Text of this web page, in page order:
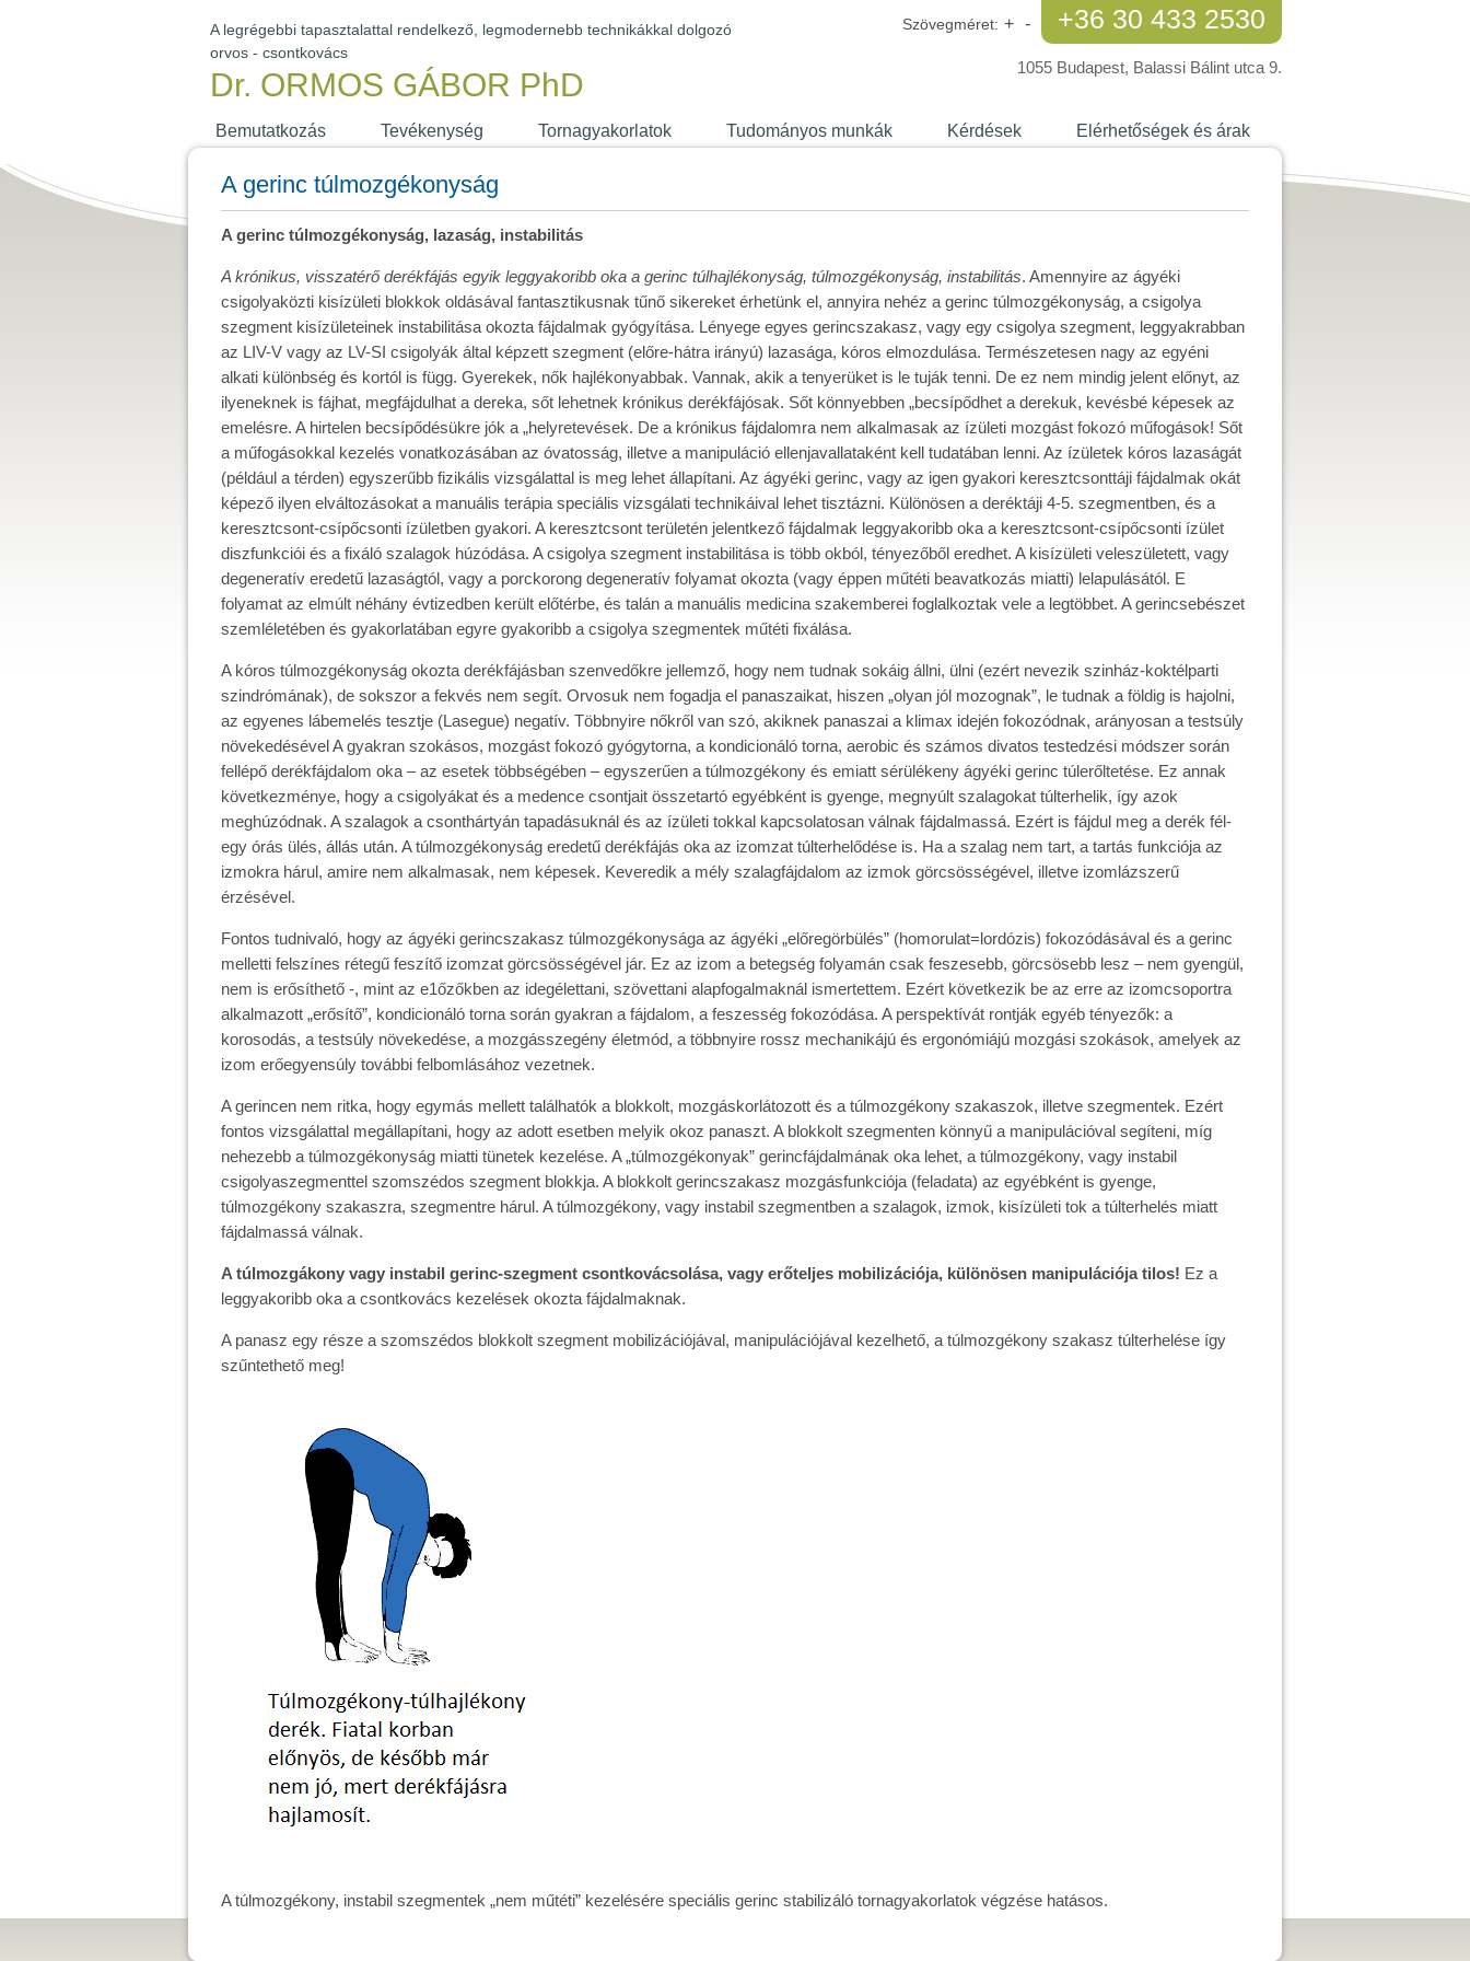
A legrégebbi tapasztalattal rendelkező, legmodernebb technikákkal dolgozó
orvos - csontkovács
Dr. ORMOS GÁBOR PhD
Szövegméret: + - +36 30 433 2530
1055 Budapest, Balassi Bálint utca 9.
Bemutatkozás Tevékenység Tornagyakorlatok Tudományos munkák Kérdések Elérhetőségek és árak
A gerinc túlmozgékonyság
A gerinc túlmozgékonyság, lazaság, instabilitás
A krónikus, visszatérő derékfájás egyik leggyakoribb oka a gerinc túlhajlékonyság, túlmozgékonyság, instabilitás. Amennyire az ágyéki
csigolyaközti kisízületi blokkok oldásával fantasztikusnak tűnő sikereket érhetünk el, annyira nehéz a gerinc túlmozgékonyság, a csigolya
szegment kisízületeinek instabilitása okozta fájdalmak gyógyítása. Lényege egyes gerincszakasz, vagy egy csigolya szegment, leggyakrabban
az LIV-V vagy az LV-SI csigolyák által képzett szegment (előre-hátra irányú) lazasága, kóros elmozdulása. Természetesen nagy az egyéni
alkati különbség és kortól is függ. Gyerekek, nők hajlékonyabbak. Vannak, akik a tenyerüket is le tuják tenni. De ez nem mindig jelent előnyt, az
ilyeneknek is fájhat, megfájdulhat a dereka, sőt lehetnek krónikus derékfájósak. Sőt könnyebben „becsípődhet a derekuk, kevésbé képesek az
emelésre. A hirtelen becsípődésükre jók a „helyretevések. De a krónikus fájdalomra nem alkalmasak az ízületi mozgást fokozó műfogások! Sőt
a műfogásokkal kezelés vonatkozásában az óvatosság, illetve a manipuláció ellenjavallataként kell tudatában lenni. Az ízületek kóros lazaságát
(például a térden) egyszerűbb fizikális vizsgálattal is meg lehet állapítani. Az ágyéki gerinc, vagy az igen gyakori keresztcsonttáji fájdalmak okát
képező ilyen elváltozásokat a manuális terápia speciális vizsgálati technikáival lehet tisztázni. Különösen a deréktáji 4-5. szegmentben, és a
keresztcsont-csípőcsonti ízületben gyakori. A keresztcsont területén jelentkező fájdalmak leggyakoribb oka a keresztcsont-csípőcsonti ízület
diszfunkciói és a fixáló szalagok húzódása. A csigolya szegment instabilitása is több okból, tényezőből eredhet. A kisízületi veleszületett, vagy
degeneratív eredetű lazaságtól, vagy a porckorong degeneratív folyamat okozta (vagy éppen műtéti beavatkozás miatti) lelapulásától. E
folyamat az elmúlt néhány évtizedben került előtérbe, és talán a manuális medicina szakemberei foglalkoztak vele a legtöbbet. A gerincsebészet
szemléletében és gyakorlatában egyre gyakoribb a csigolya szegmentek műtéti fixálása.
A kóros túlmozgékonyság okozta derékfájásban szenvedőkre jellemző, hogy nem tudnak sokáig állni, ülni (ezért nevezik szinház-koktélparti
szindrómának), de sokszor a fekvés nem segít. Orvosuk nem fogadja el panaszaikat, hiszen „olyan jól mozognak”, le tudnak a földig is hajolni,
az egyenes lábemelés tesztje (Lasegue) negatív. Többnyire nőkről van szó, akiknek panaszai a klimax idején fokozódnak, arányosan a testsúly
növekedésével A gyakran szokásos, mozgást fokozó gyógytorna, a kondicionáló torna, aerobic és számos divatos testedzési módszer során
fellépő derékfájdalom oka – az esetek többségében – egyszerűen a túlmozgékony és emiatt sérülékeny ágyéki gerinc túlerőltetése. Ez annak
következménye, hogy a csigolyákat és a medence csontjait összetartó egyébként is gyenge, megnyúlt szalagokat túlterhelik, így azok
meghúzódnak. A szalagok a csonthártyán tapadásuknál és az ízületi tokkal kapcsolatosan válnak fájdalmassá. Ezért is fájdul meg a derék fél-
egy órás ülés, állás után. A túlmozgékonyság eredetű derékfájás oka az izomzat túlterhelődése is. Ha a szalag nem tart, a tartás funkciója az
izmokra hárul, amire nem alkalmasak, nem képesek. Keveredik a mély szalagfájdalom az izmok görcsösségével, illetve izomlázszerű
érzésével.
Fontos tudnivaló, hogy az ágyéki gerincszakasz túlmozgékonysága az ágyéki „előregörbülés” (homorulat=lordózis) fokozódásával és a gerinc
melletti felszínes rétegű feszítő izomzat görcsösségével jár. Ez az izom a betegség folyamán csak feszesebb, görcsösebb lesz – nem gyengül,
nem is erősíthető -, mint az e1őzőkben az idegélettani, szövettani alapfogalmaknál ismertettem. Ezért következik be az erre az izomcsoportra
alkalmazott „erősítő”, kondicionáló torna során gyakran a fájdalom, a feszesség fokozódása. A perspektívát rontják egyéb tényezők: a
korosodás, a testsúly növekedése, a mozgásszegény életmód, a többnyire rossz mechanikájú és ergonómiájú mozgási szokások, amelyek az
izom erőegyensúly további felbomlásához vezetnek.
A gerincen nem ritka, hogy egymás mellett találhatók a blokkolt, mozgáskorlátozott és a túlmozgékony szakaszok, illetve szegmentek. Ezért
fontos vizsgálattal megállapítani, hogy az adott esetben melyik okoz panaszt. A blokkolt szegmenten könnyű a manipulációval segíteni, míg
nehezebb a túlmozgékonyság miatti tünetek kezelése. A „túlmozgékonyak” gerincfájdalmának oka lehet, a túlmozgékony, vagy instabil
csigolyaszegmenttel szomszédos szegment blokkja. A blokkolt gerincszakasz mozgásfunkciója (feladata) az egyébként is gyenge,
túlmozgékony szakaszra, szegmentre hárul. A túlmozgékony, vagy instabil szegmentben a szalagok, izmok, kisízületi tok a túlterhelés miatt
fájdalmassá válnak.
A túlmozgákony vagy instabil gerinc-szegment csontkovácsolása, vagy erőteljes mobilizációja, különösen manipulációja tilos! Ez a
leggyakoribb oka a csontkovács kezelések okozta fájdalmaknak.
A panasz egy része a szomszédos blokkolt szegment mobilizációjával, manipulációjával kezelhető, a túlmozgékony szakasz túlterhelése így
szűntethető meg!
A túlmozgékony, instabil szegmentek „nem műtéti” kezelésére speciális gerinc stabilizáló tornagyakorlatok végzése hatásos.